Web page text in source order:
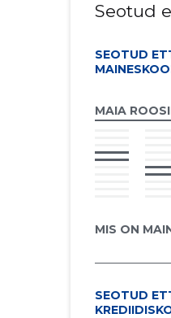
Seotud
SEOTUD
MAIA
MIS ON
SEOTUD